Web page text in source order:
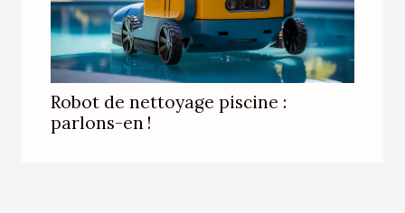
Robot de nettoyage piscine :
parlons-en !